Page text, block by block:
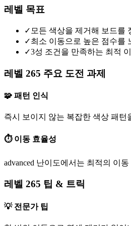
레벨 목표
✓ 모든 색상을 제거해 보드를
✓최소 이동으로 높은 점수를
✓3성 조건을 만족하는 최적
레벨 265 주요 도전 과제
🧩 패턴 인식
즉시 보이지 않는 복잡한 색상 패턴
⏱️ 이동 효율성
advanced 난이도에서는 최적의 이
레벨 265 팁 & 트릭
💡 전문가 팁